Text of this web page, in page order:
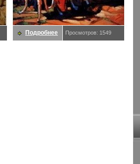
Подробнее Просмотров: 1549